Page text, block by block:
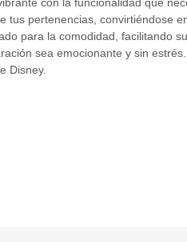
con la funcionalidad que
tus pertenencias, convirtiéndose
para la comodidad, facilitando
sea emocionante y sin
Disney.